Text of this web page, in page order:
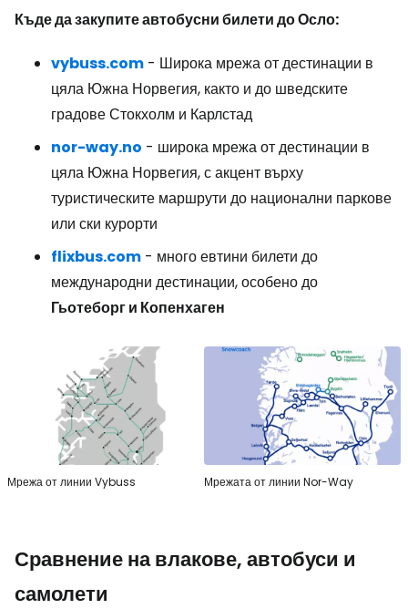
Къде да закупите автобусни билети до Осло:
vybuss.com - Широка мрежа от дестинации в
цяла Южна Норвегия, както и до шведските
градове Стокхолм и Карлстад
nor-way.no - широка мрежа от дестинации в
цяла Южна Норвегия, с акцент върху
туристическите маршрути до национални паркове
или ски курорти
flixbus.com - много евтини билети до
международни дестинации, особено до
Гьотеборг и Копенхаген
Мрежа от линии Vybuss Мрежата от линии Nor-Way
Сравнение на влакове, автобуси и
самолети